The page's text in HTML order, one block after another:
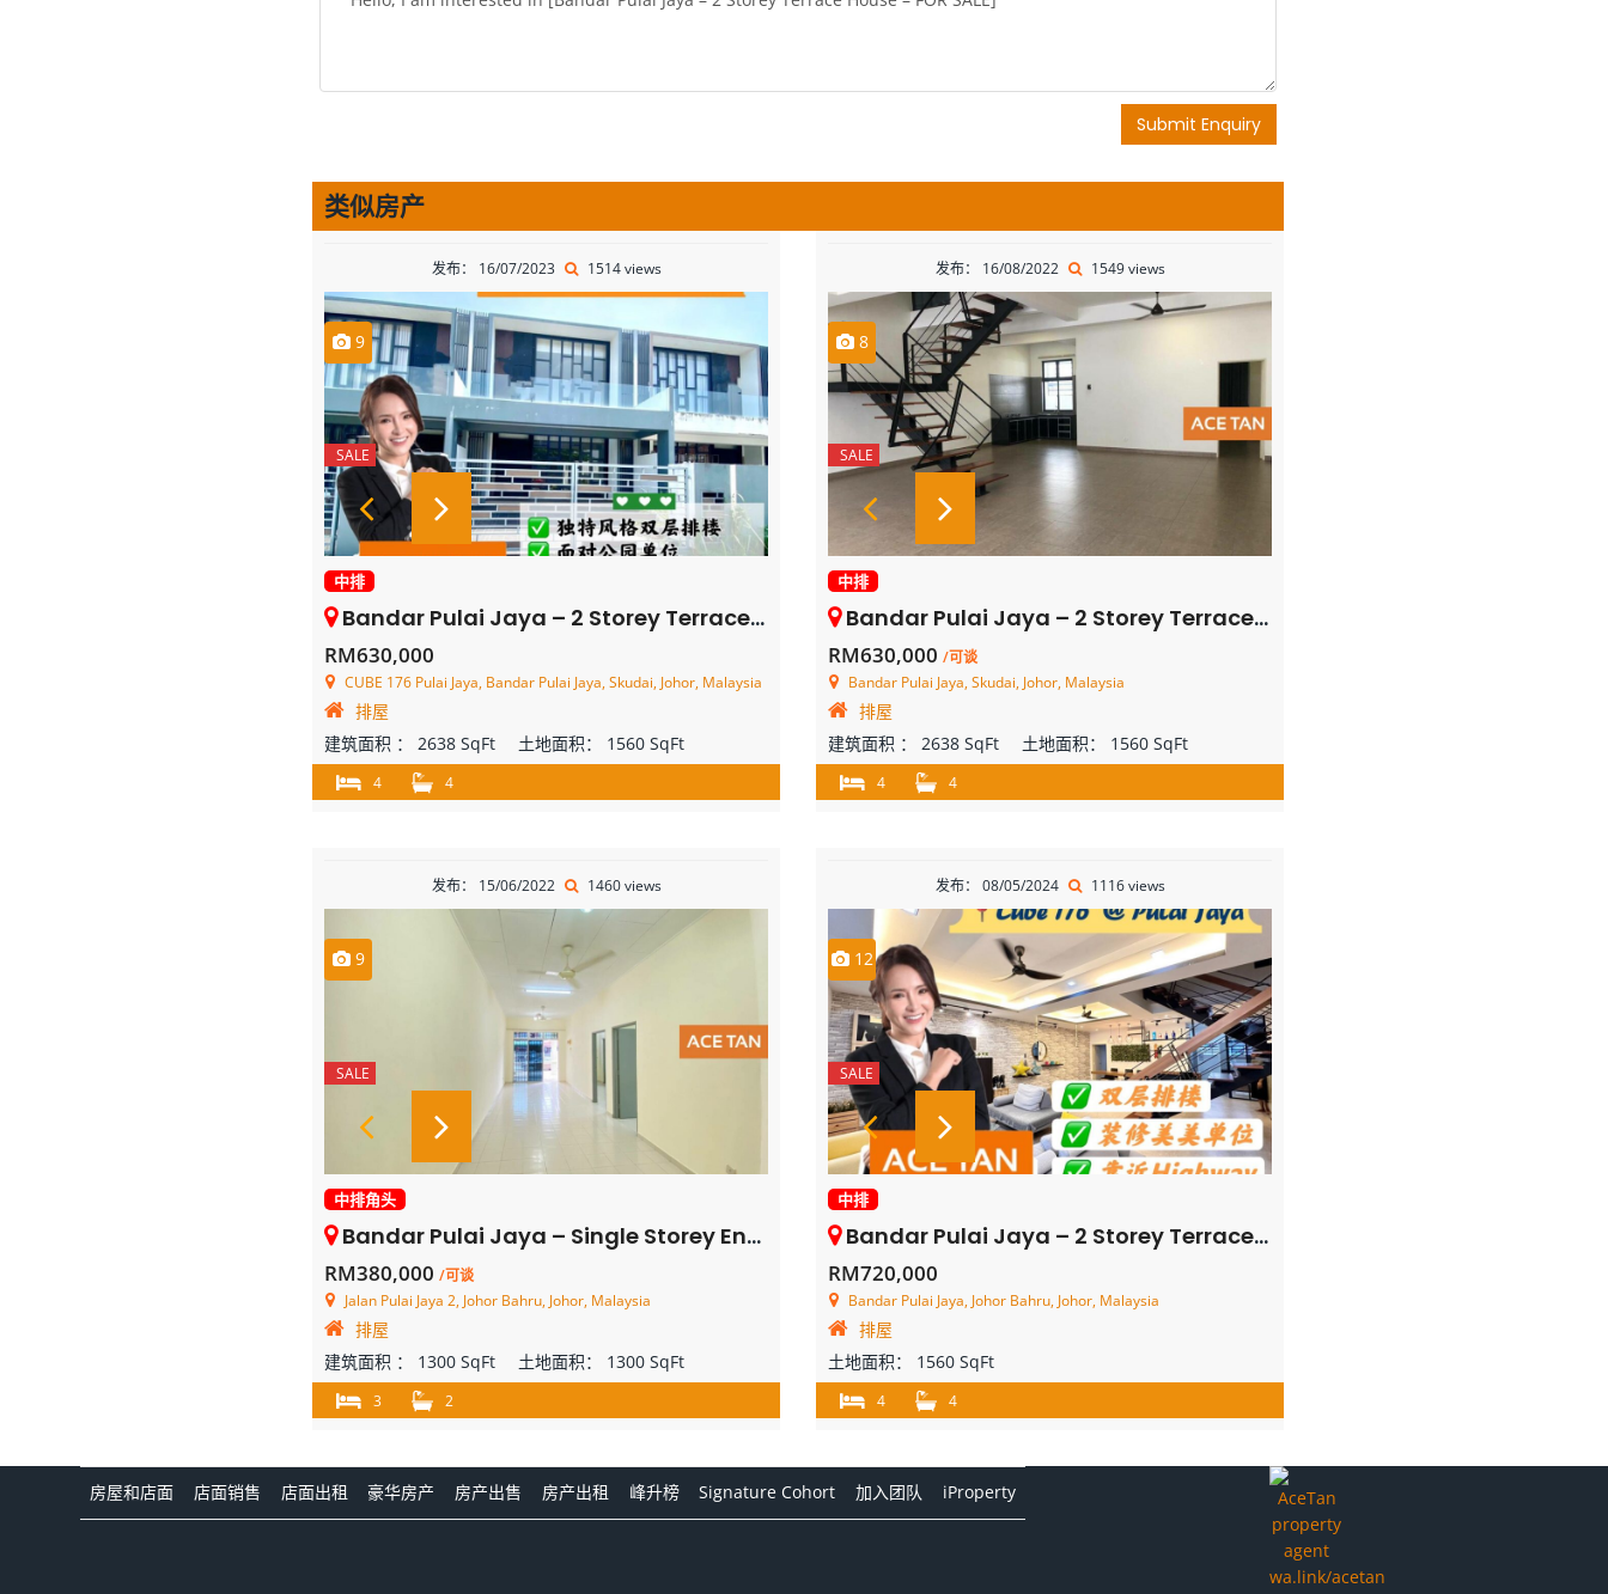
Submit Enquiry
类似房产
发布： 16/07/2023 1514 views
9
SALE
中排
Bandar Pulai Jaya – 2 Storey Terrace House – FOR SALE
RM630,000
CUBE 176 Pulai Jaya, Bandar Pulai Jaya, Skudai, Johor, Malaysia
排屋
建筑面积 ： 2638 SqFt 土地面积： 1560 SqFt
4 4
发布： 16/08/2022 1549 views
8
SALE
中排
Bandar Pulai Jaya – 2 Storey Terrace House – FOR SALE
RM630,000 /可谈
Bandar Pulai Jaya, Skudai, Johor, Malaysia
排屋
建筑面积 ： 2638 SqFt 土地面积： 1560 SqFt
4 4
发布： 15/06/2022 1460 views
9
SALE
中排角头
Bandar Pulai Jaya – Single Storey End Lot Terrace House – FOR SALE
RM380,000 /可谈
Jalan Pulai Jaya 2, Johor Bahru, Johor, Malaysia
排屋
建筑面积 ： 1300 SqFt 土地面积： 1300 SqFt
3 2
发布： 08/05/2024 1116 views
12
SALE
中排
Bandar Pulai Jaya – 2 Storey Terrace House – FOR SALE
RM720,000
Bandar Pulai Jaya, Johor Bahru, Johor, Malaysia
排屋
土地面积： 1560 SqFt
4 4
房屋和店面 店面销售 店面出租 豪华房产 房产出售 房产出租 峰升榜 Signature Cohort 加入团队 iProperty